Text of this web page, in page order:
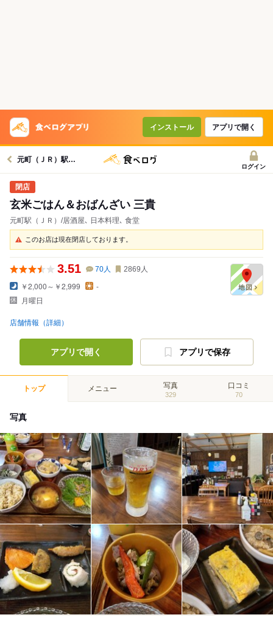
インストール アプリで開く
元町（ＪＲ）駅グルメへ
ログイン
玄米ごはん＆おばんざい 三貴
元町駅（ＪＲ）/居酒屋､ 日本料理､ 食堂
このお店は現在閉店しております。
3.51 70人 2869 人
￥2,000～￥2,999
-
月曜日
店舗情報（詳細）
アプリで開く アプリで保存
トップ メニュー 写真
329
口コミ
70
写真